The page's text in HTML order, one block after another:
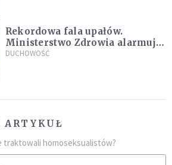
Rekordowa fala upałów.
Ministerstwo Zdrowia alarmuje
po doświadczeniach z czerwca
DUCHOWOŚĆ
ARTYKUŁ
traktowali homoseksualistów?